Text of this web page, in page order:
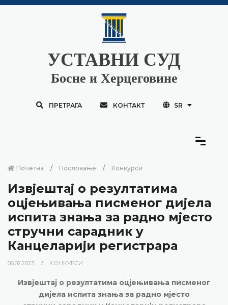
УСТАВНИ СУД
Босне и Херцеговине
ПРЕТРАГА КОНТАКТ SR
Почетна Пословање Конкурси
Извјештај о резултатима
оцјењивања писменог дијела
испита знања за радно мјесто
стручни сарадник у
Канцеларији регистрара
06.02.2023. КОНКУРСИ
Извјештај о резултатима оцјењивања писменог
дијела испита знања за радно мјесто